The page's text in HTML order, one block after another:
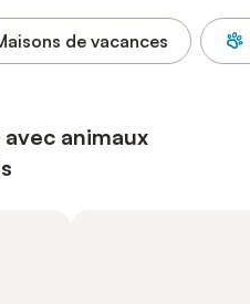
de vacances
animaux